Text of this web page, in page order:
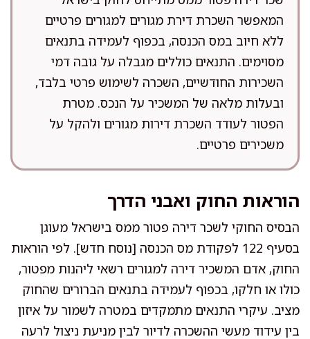
המאפשר השכרת דירת מגורים למגורים פרטיים
ללא חיוב במס הכנסה, בכפוף לעמידה בתנאים
מסוימים. התנאים כוללים מגבלה על גובה דמי
השכירות החודשיים, השכרה לשימוש פרטי בלבד,
ובעלות מלאה של המשכיר על הנכס. מטרת
הפטור לעודד השכרת דירות מגורים ולהקל על
משכירים פרטיים.
הוראות החוק ואבני הדרך
הבסיס החוקי לשכר דירה פטור ממס בישראל מעוגן
בסעיף 122 לפקודת מס הכנסה [נוסח חדש]. לפי הוראות
החוק, אדם המשכיר דירה למגורים רשאי ליהנות מפטור,
כולו או חלקו, בכפוף לעמידה בתנאים הברורים שהחוק
מציב. עיקרי התנאים מתמקדים במטרה לשמור על איזון
בין עידוד מעשי ההשכרה לדיור לבין מניעת ניצול לרעה